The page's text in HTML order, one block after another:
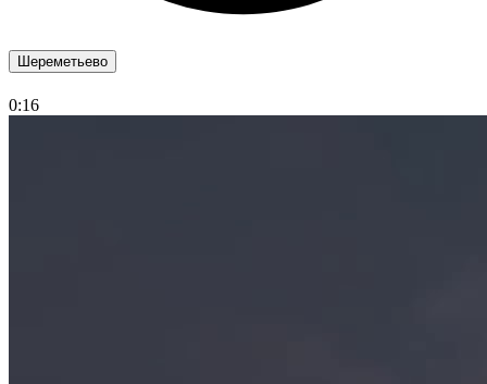
Шереметьево
0:16